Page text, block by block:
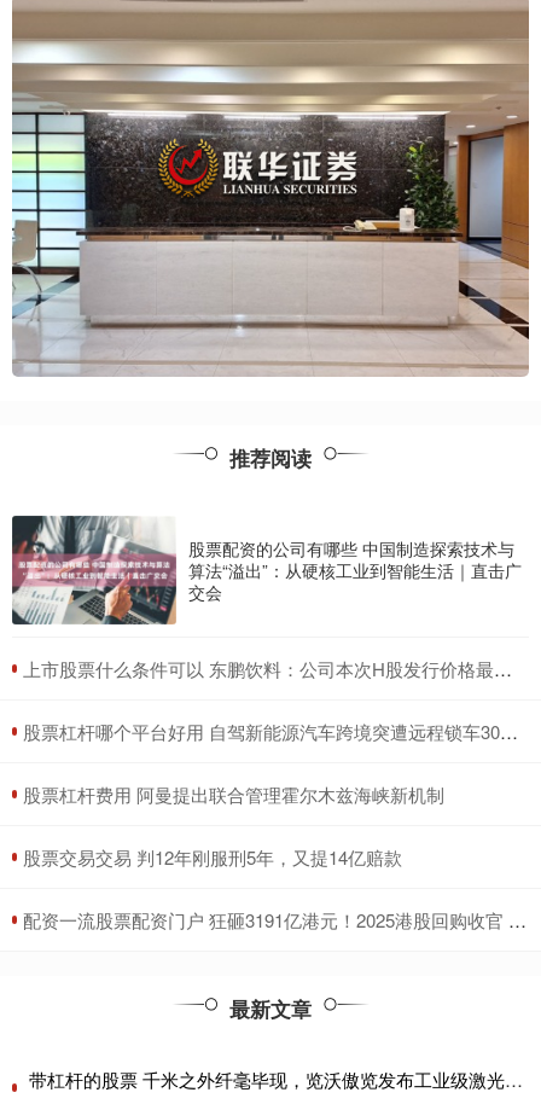
推荐阅读
股票配资的公司有哪些 中国制造探索技术与
算法“溢出”：从硬核工业到智能生活｜直击广
交会
​上市股票什么条件可以 东鹏饮料：公司本次H股发行价格最高不超过每股248港元
​股票杠杆哪个平台好用 自驾新能源汽车跨境突遭远程锁车30多小时 车主：事前未提醒出境会被锁车
​股票杠杆费用 阿曼提出联合管理霍尔木兹海峡新机制
​股票交易交易 判12年刚服刑5年，又提14亿赔款
​配资一流股票配资门户 狂砸3191亿港元！2025港股回购收官 腾讯独揽1/4 连续四年“称王”
最新文章
带杠杆的股票 千米之外纤毫毕现，览沃傲览发布工业级激光雷达Avia 2